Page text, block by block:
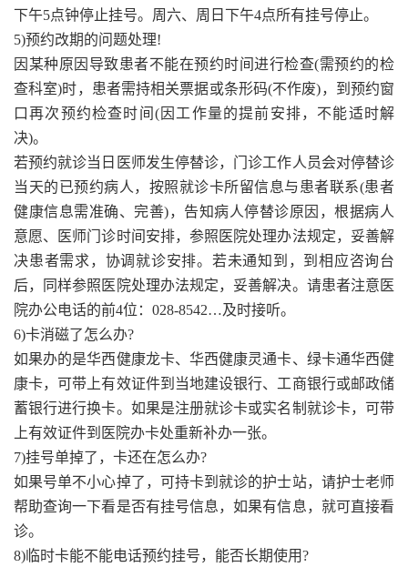
下午5点钟停止挂号。周六、周日下午4点所有挂号停止。
5)预约改期的问题处理!
因某种原因导致患者不能在预约时间进行检查(需预约的检
查科室)时，患者需持相关票据或条形码(不作废)，到预约窗
口再次预约检查时间(因工作量的提前安排，不能适时解
决)。
若预约就诊当日医师发生停替诊，门诊工作人员会对停替诊
当天的已预约病人，按照就诊卡所留信息与患者联系(患者
健康信息需准确、完善)，告知病人停替诊原因，根据病人
意愿、医师门诊时间安排，参照医院处理办法规定，妥善解
决患者需求，协调就诊安排。若未通知到，到相应咨询台
后，同样参照医院处理办法规定，妥善解决。请患者注意医
院办公电话的前4位：028-8542…及时接听。
6)卡消磁了怎么办?
如果办的是华西健康龙卡、华西健康灵通卡、绿卡通华西健
康卡，可带上有效证件到当地建设银行、工商银行或邮政储
蓄银行进行换卡。如果是注册就诊卡或实名制就诊卡，可带
上有效证件到医院办卡处重新补办一张。
7)挂号单掉了，卡还在怎么办?
如果号单不小心掉了，可持卡到就诊的护士站，请护士老师
帮助查询一下看是否有挂号信息，如果有信息，就可直接看
诊。
8)临时卡能不能电话预约挂号，能否长期使用?